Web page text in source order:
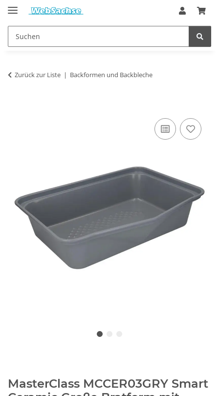
Zurück zur Liste Backformen und Backbleche
MasterClass MCCER03GRY Smart